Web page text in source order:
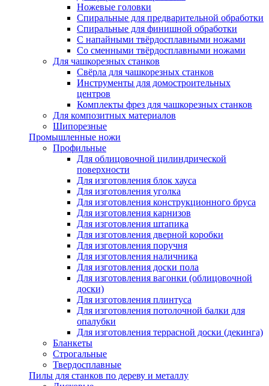
Ножевые головки
Спиральные для предварительной обработки
Спиральные для финишной обработки
С напайными твёрдосплавными ножами
Со сменными твёрдосплавными ножами
Для чашкорезных станков
Свёрла для чашкорезных станков
Инструменты для домостроительных
центров
Комплекты фрез для чашкорезных станков
Для композитных материалов
Шипорезные
Промышленные ножи
Профильные
Для облицовочной цилиндрической
поверхности
Для изготовления блок хауcа
Для изготовления уголка
Для изготовления конструкционного бруса
Для изготовления карнизов
Для изготовления штапика
Для изготовления дверной коробки
Для изготовления поручня
Для изготовления наличника
Для изготовления доски пола
Для изготовления вагонки (облицовочной
доски)
Для изготовления плинтуса
Для изготовления потолочной балки для
опалубки
Для изготовления террасной доски (декинга)
Бланкеты
Строгальные
Твердосплавные
Пилы для станков по дереву и металлу